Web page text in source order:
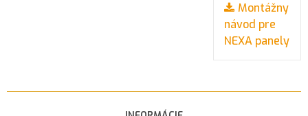
Montážny
návod pre
NEXA panely